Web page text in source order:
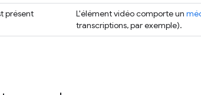
présent
L'élément vidéo comporte un
transcriptions, par exemple).